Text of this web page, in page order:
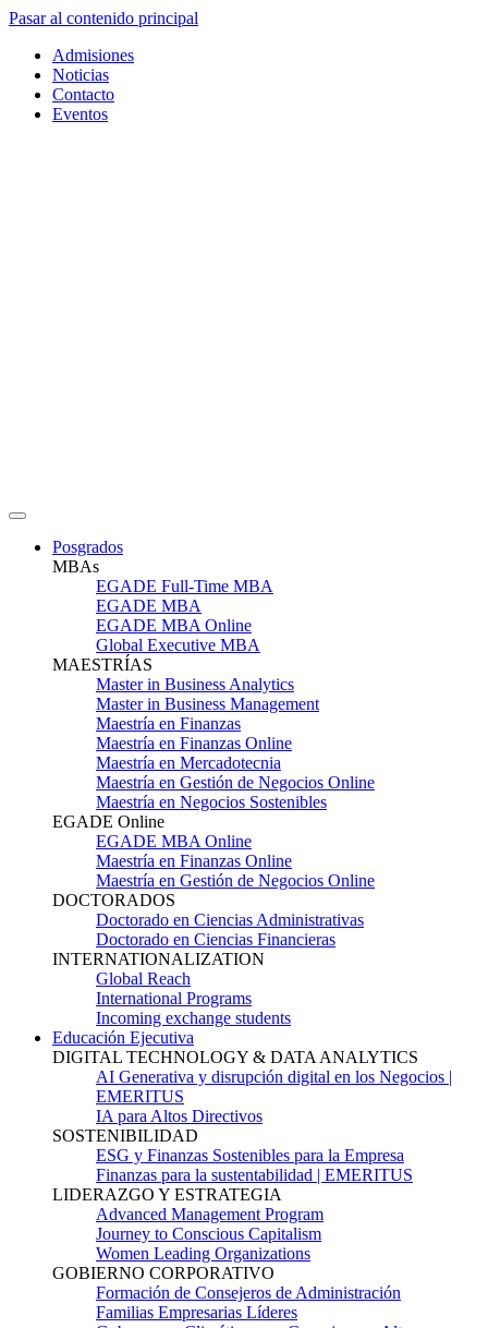
Pasar al contenido principal
Admisiones
Noticias
Contacto
Eventos
Posgrados
MBAs
EGADE Full-Time MBA
EGADE MBA
EGADE MBA Online
Global Executive MBA
MAESTRÍAS
Master in Business Analytics
Master in Business Management
Maestría en Finanzas
Maestría en Finanzas Online
Maestría en Mercadotecnia
Maestría en Gestión de Negocios Online
Maestría en Negocios Sostenibles
EGADE Online
EGADE MBA Online
Maestría en Finanzas Online
Maestría en Gestión de Negocios Online
DOCTORADOS
Doctorado en Ciencias Administrativas
Doctorado en Ciencias Financieras
INTERNATIONALIZATION
Global Reach
International Programs
Incoming exchange students
Educación Ejecutiva
DIGITAL TECHNOLOGY & DATA ANALYTICS
AI Generativa y disrupción digital en los Negocios |
EMERITUS
IA para Altos Directivos
SOSTENIBILIDAD
ESG y Finanzas Sostenibles para la Empresa
Finanzas para la sustentabilidad | EMERITUS
LIDERAZGO Y ESTRATEGIA
Advanced Management Program
Journey to Conscious Capitalism
Women Leading Organizations
GOBIERNO CORPORATIVO
Formación de Consejeros de Administración
Familias Empresarias Líderes